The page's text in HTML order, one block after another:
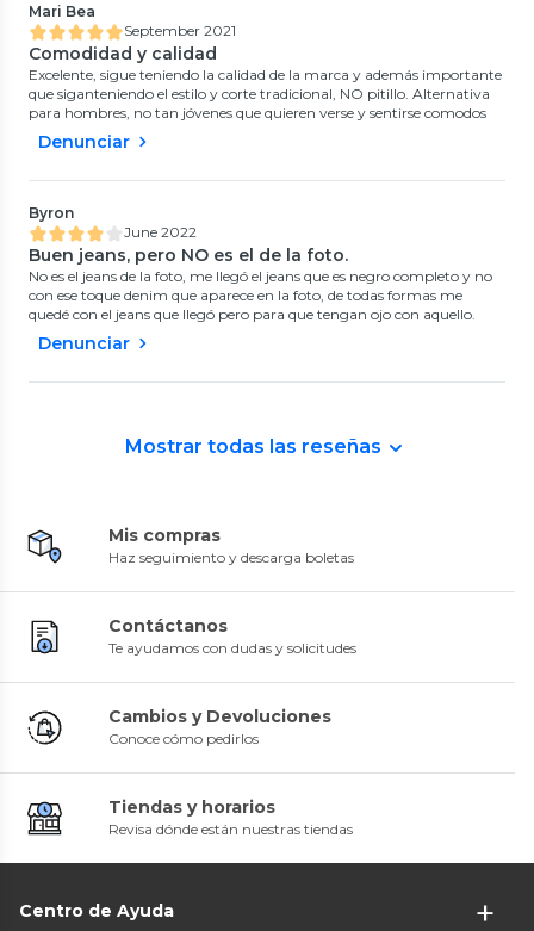
Mari Bea
September 2021
Comodidad y calidad
Excelente, sigue teniendo la calidad de la marca y además importante
que siganteniendo el estilo y corte tradicional, NO pitillo. Alternativa
para hombres, no tan jóvenes que quieren verse y sentirse comodos
Denunciar
Byron
June 2022
Buen jeans, pero NO es el de la foto.
No es el jeans de la foto, me llegó el jeans que es negro completo y no
con ese toque denim que aparece en la foto, de todas formas me
quedé con el jeans que llegó pero para que tengan ojo con aquello.
Denunciar
Mostrar todas las reseñas
Mis compras
Haz seguimiento y descarga boletas
Contáctanos
Te ayudamos con dudas y solicitudes
Cambios y Devoluciones
Conoce cómo pedirlos
Tiendas y horarios
Revisa dónde están nuestras tiendas
Centro de Ayuda